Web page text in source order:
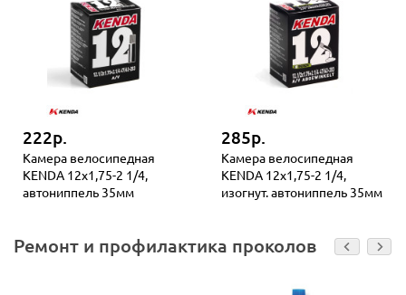
222р.
Камера велосипедная
KENDA 12x1,75-2 1/4,
автониппель 35мм
285р.
Камера велосипедная
KENDA 12x1,75-2 1/4,
изогнут. автониппель 35мм
Ремонт и профилактика проколов